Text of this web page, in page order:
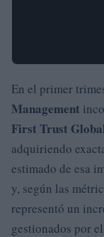
En el primer
Management
First Trust
adquiriendo
estimado de esa
y, según las
representó un
gestionados por